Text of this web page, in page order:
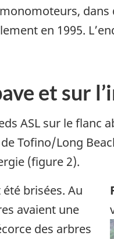
en 1995.
et sur
ASL sur le
Tofino/Long
(figure 2).
brisées. Au
avaient une
des arbres